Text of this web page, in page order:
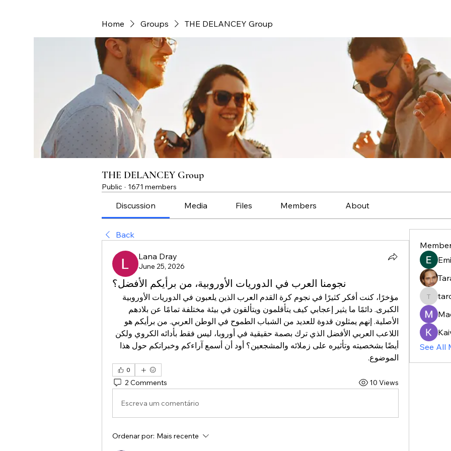
Home Groups THE DELANCEY Group
THE DELANCEY Group
Public · 1671 members
Discussion Media Files Members About
Back
Lana Dray
June 25, 2026
نجومنا العرب في الدوريات الأوروبية، من برأيكم الأفضل؟
الموضوع.
0
2 Comments 10 Views
Escreva um comentário
Ordenar por: Mais recente
See All